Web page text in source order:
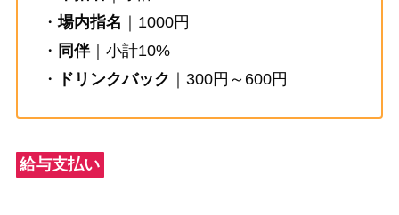
・場内指名 ｜1000円
・ 同伴｜小計10%
・
ドリンクバック ｜300円～600円
給与支払い